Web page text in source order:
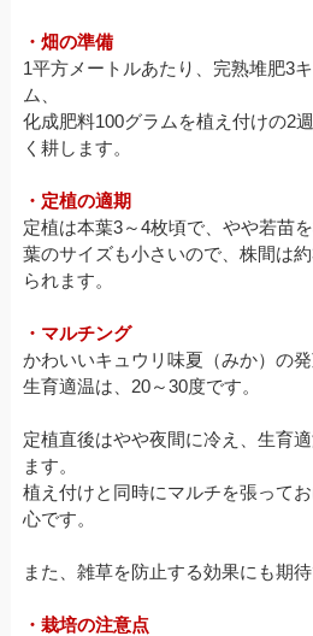
・畑の準備
1平方メートルあたり、完熟堆肥3
ム、
化成肥料100グラムを植え付けの2
く耕します。
・定植の適期
定植は本葉3～4枚頃で、やや若苗を
葉のサイズも小さいので、株間は
られます。
・マルチング
かわいいキュウリ味夏（みか）の発
生育適温は、20～30度です。
定植直後はやや夜間に冷え、生育
ます。
植え付けと同時にマルチを張って
心です。
また、雑草を防止する効果にも期待
・栽培の注意点